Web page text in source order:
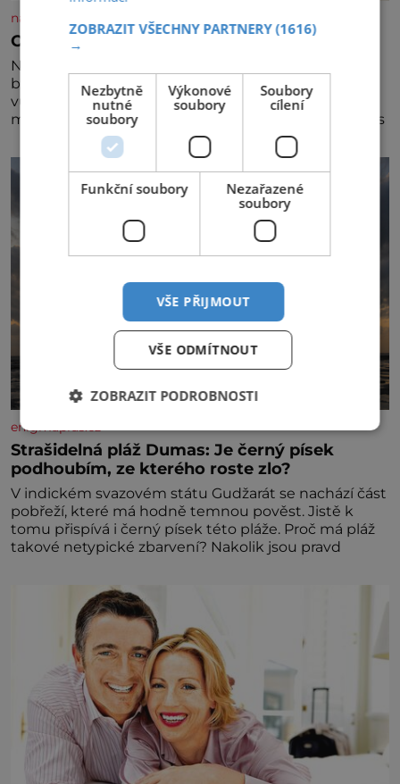
nasehvezdy.cz
Osamělá herečka Syslová všechno vzdala?
Nedávno se povídalo, že má Dana Syslová (80)
blízkého přítele, který je jí oporou. Ale je to ještě
vůbec pravda? V posledních dnech čím dál častěji
mluví o svém odchodu. Dohnala ji snad samota? Půs
enigmaplus.cz
Strašidelná pláž Dumas: Je černý písek
podhoubím, ze kterého roste zlo?
V indickém svazovém státu Gudžarát se nachází část
pobřeží, které má hodně temnou pověst. Jistě k
tomu přispívá i černý písek této pláže. Proč má pláž
takové netypické zbarvení? Nakolik jsou pravd
ZOBRAZIT VŠECHNY PARTNERY(1616)
→
Nezbytně
nutné
soubory
Výkonové
soubory
Soubory
cílení
Funkční soubory
Nezařazené
soubory
VŠE PŘIJMOUT
VŠE ODMÍTNOUT
ZOBRAZIT PODROBNOSTI